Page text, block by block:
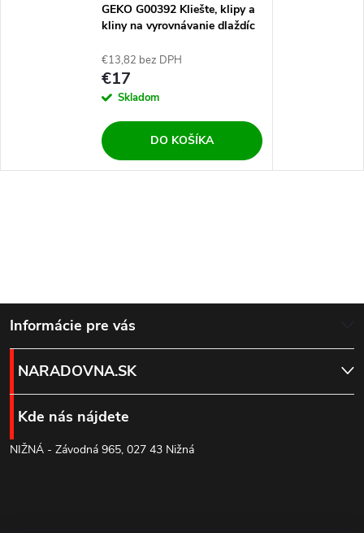
GEKO G00392 Kliešte, klipy a
kliny na vyrovnávanie dlaždíc
€13,82 bez DPH
€17
Skladom
DO KOŠÍKA
Z
á
p
ä
Informácie pre vás
NARADOVNA.SK
Kde nás nájdete
NIŽNÁ - Závodná 965, 027 43 Nižná